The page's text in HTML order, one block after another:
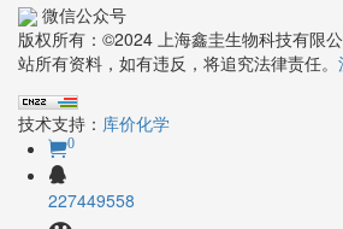
微信公众号
版权所有：©2024 上海鑫圭生物科技有限
站所有资料，如有违反，将追究法律责任。
技术支持： 库价化学
0
227449558